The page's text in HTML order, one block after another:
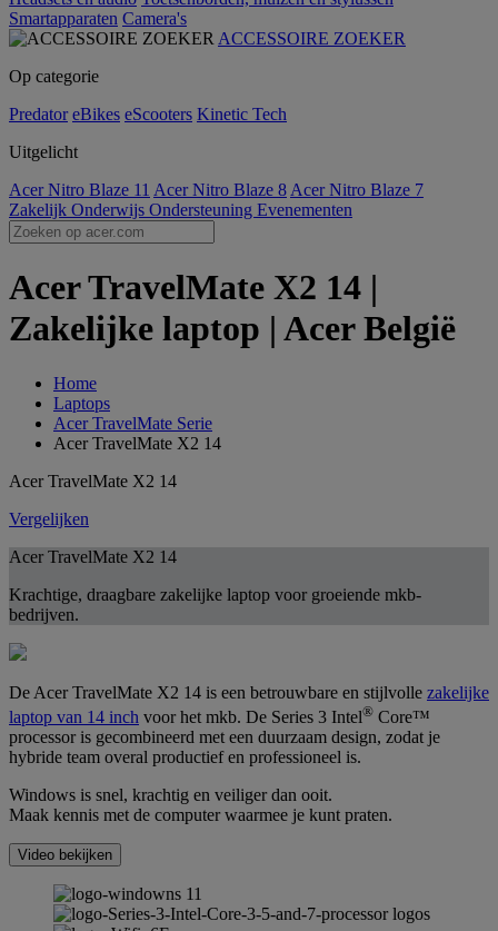
Smartapparaten Camera's
ACCESSOIRE ZOEKER
Op categorie
Predator eBikes eScooters Kinetic Tech
Uitgelicht
Acer Nitro Blaze 11 Acer Nitro Blaze 8 Acer Nitro Blaze 7
Zakelijk Onderwijs Ondersteuning Evenementen
Acer TravelMate X2 14 |
Zakelijke laptop | Acer België
Home
Laptops
Acer TravelMate Serie
Acer TravelMate X2 14
Acer TravelMate X2 14
Vergelijken
Acer TravelMate X2 14
Krachtige, draagbare zakelijke laptop voor groeiende mkb-
bedrijven.
De Acer TravelMate X2 14 is een betrouwbare en stijlvolle zakelijke
laptop van 14 inch voor het mkb. De Series 3 Intel® Core™
processor is gecombineerd met een duurzaam design, zodat je
hybride team overal productief en professioneel is.
Windows is snel, krachtig en veiliger dan ooit.
Maak kennis met de computer waarmee je kunt praten.
Video bekijken